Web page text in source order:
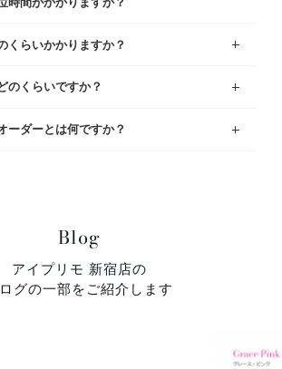
くらいかかりますか？
のくらいですか？
ーダーとは何ですか？
Blog
アイプリモ 新宿店の
グの一部をご紹介します